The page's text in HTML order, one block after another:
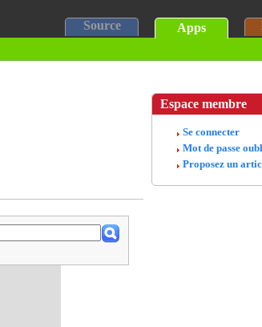
Source Apps
Espace membre
Se connecter
Mot de passe
Proposez un